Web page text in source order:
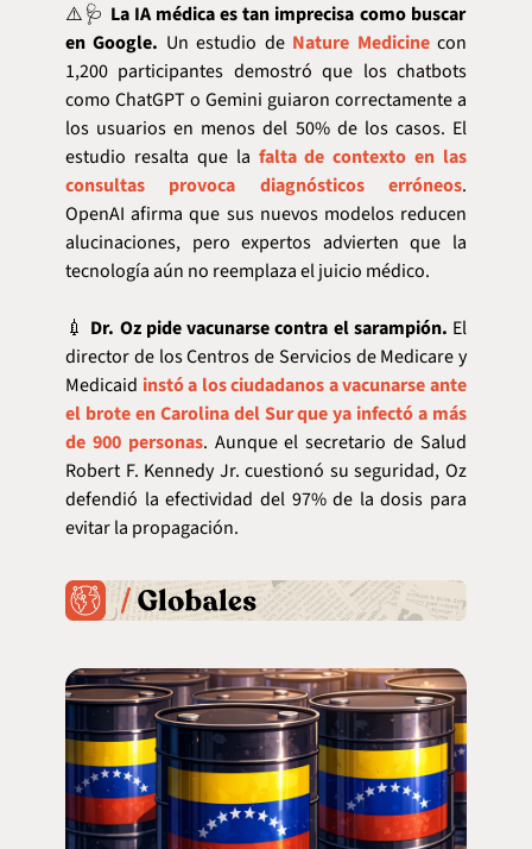
⚠️🩺 La IA médica es tan imprecisa como buscar
en Google. Un estudio de Nature Medicine con
1,200 participantes demostró que los chatbots
como ChatGPT o Gemini guiaron correctamente a
los usuarios en menos del 50% de los casos. El
estudio resalta que la falta de contexto en las
consultas provoca diagnósticos erróneos.
OpenAI afirma que sus nuevos modelos reducen
alucinaciones, pero expertos advierten que la
tecnología aún no reemplaza el juicio médico.
💉 Dr. Oz pide vacunarse contra el sarampión. El
director de los Centros de Servicios de Medicare y
Medicaid instó a los ciudadanos a vacunarse ante
el brote en Carolina del Sur que ya infectó a más
de 900 personas. Aunque el secretario de Salud
Robert F. Kennedy Jr. cuestionó su seguridad, Oz
defendió la efectividad del 97% de la dosis para
evitar la propagación.